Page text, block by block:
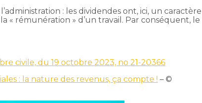
: les dividendes ont, ici, un caractère
« rémunération » d’un travail. Par conséquent, le
civile, du 19 octobre 2023, no 21-20366
: la nature des revenus, ça compte ! – ©